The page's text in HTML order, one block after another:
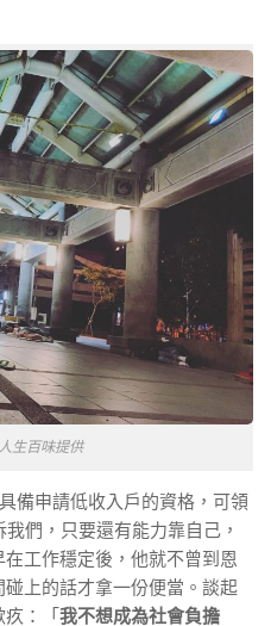
生百味提供
備申請低收入戶的資格，可領
們，只要還有能力靠自己，
工作穩定後，他就不曾到恩
上的話才拿一份便當。談起
：「 我不想成為社會負擔